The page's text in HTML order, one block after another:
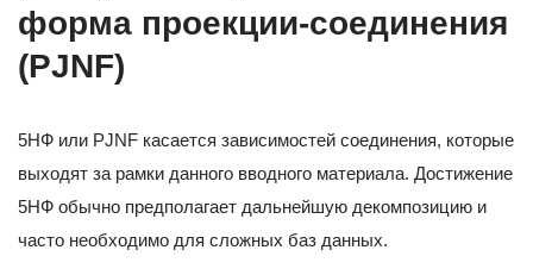
форма проекции-соединения
(PJNF)
5НФ или PJNF касается зависимостей соединения, которые
выходят за рамки данного вводного материала. Достижение
5НФ обычно предполагает дальнейшую декомпозицию и
часто необходимо для сложных баз данных.